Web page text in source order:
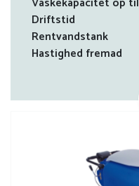
Driftstid
Rentvandstank
Hastighed fremad